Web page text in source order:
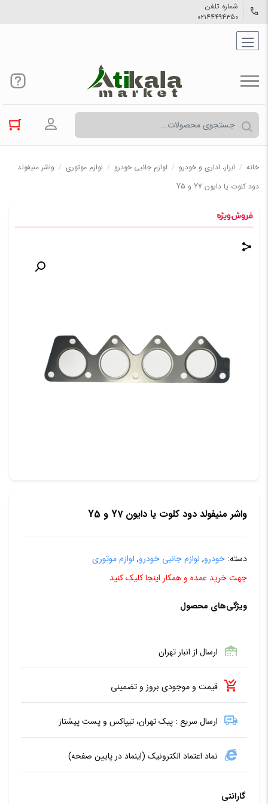
شماره تلفن
۰۲۱۴۴۴۹۴۳۵۰
ورود به
خانه / ابزار، اداری و خودرو / لوازم جانبی خودرو / لوازم موتوری / واشر منیفولد
دود کلوت یا دایون Y7 و Y5
واشر منیفولد دود کلوت یا دایون Y7 و Y5
دسته: خودرو, لوازم جانبی خودرو, لوازم موتوری
جهت خرید عمده و همکار اینجا کلیک کنید
ویژگی‌های محصول
ارسال از انبار تهران
قیمت و موجودی بروز و تضمینی
ارسال سریع : پیک تهران، تیپاکس و پست پیشتاز
نماد اعتماد الکترونیک (اینماد در پایین صفحه)
گارانتی